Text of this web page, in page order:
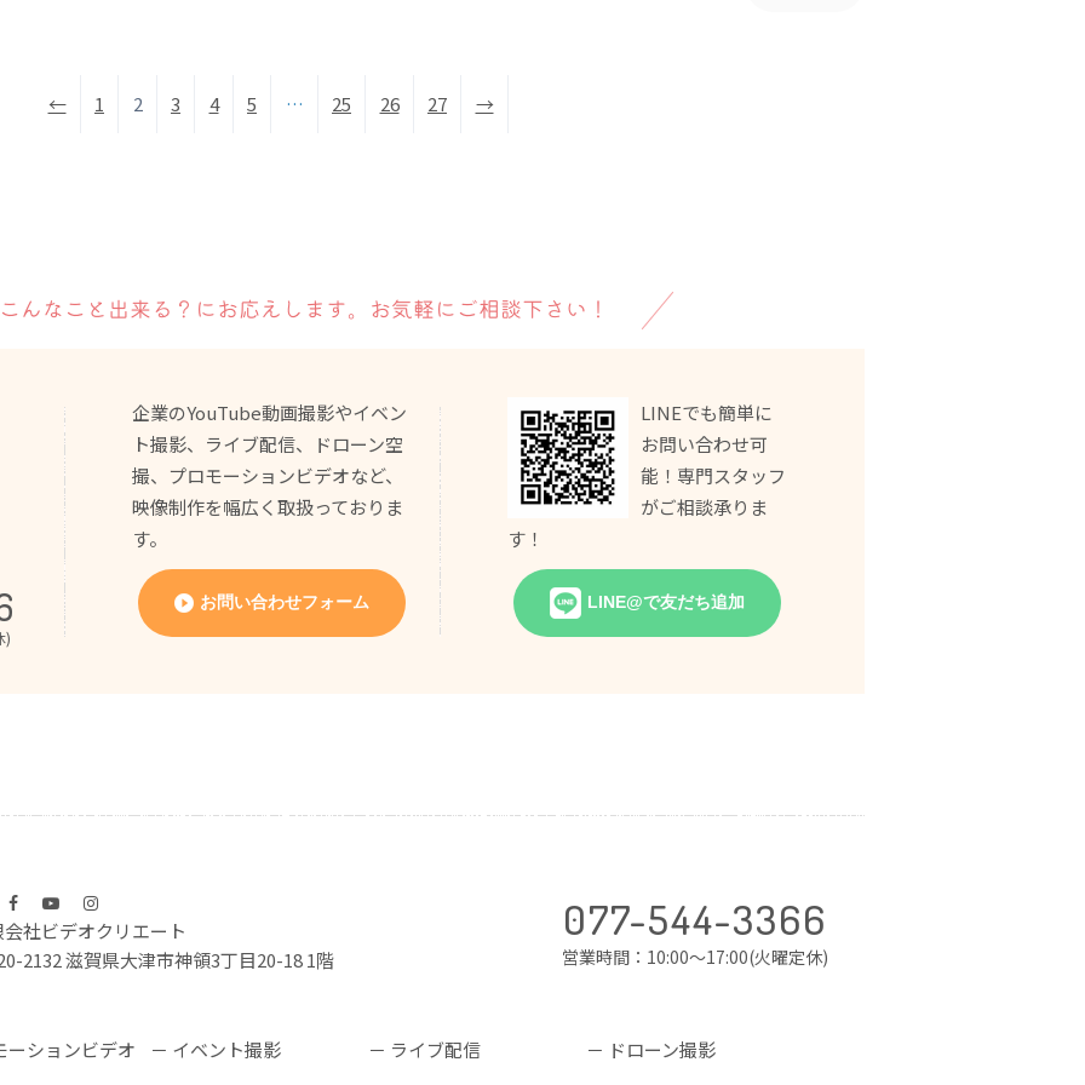
← 1 2 3 4 5 … 25 26 27 →
んなこと出来る？ にお応えします。 お気軽にご相談下さい！
)
企業のYouTube動画撮影やイベン
ト撮影、ライブ配信、ドローン空
撮、プロモーションビデオなど、
映像制作を幅広く取扱っておりま
す。
お問い合わせフォーム
LINEでも簡単に
お問い合わせ可
能！専門スタッフ
がご相談承りま
す！
LINE@で友だち追加
社ビデオクリエート
2132 滋賀県大津市神領3丁目20-18 1階
077-544-3366
営業時間：10:00～17:00(火曜定休)
ーションビデオ イベント撮影 ライブ配信 ドローン撮影